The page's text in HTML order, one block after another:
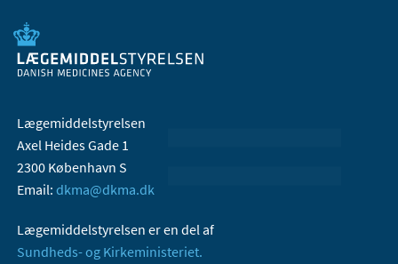
Lægemiddelstyrelsen
Axel Heides Gade 1
2300 København S
Email: dkma@dkma.dk
Lægemiddelstyrelsen er en del af
Sundheds- og Kirkeministeriet.